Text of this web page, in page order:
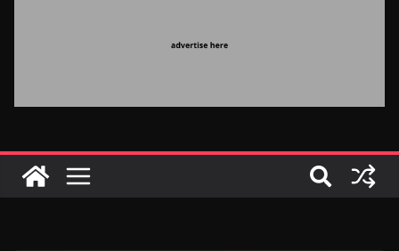
Marruecos gracias a una visión estratégica
destinada a consolidar la posición de Marruecos
en una economía mundial competitiva (politólogo
marroquí-estadounidense)